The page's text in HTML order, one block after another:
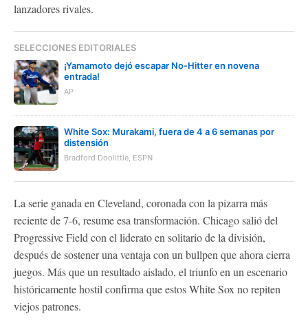
lanzadores rivales.
SELECCIONES EDITORIALES
¡Yamamoto dejó escapar No-Hitter en novena
entrada!
AP
White Sox: Murakami, fuera de 4 a 6 semanas por
distensión
Bradford Doolittle, ESPN
La serie ganada en Cleveland, coronada con la pizarra más
reciente de 7-6, resume esa transformación. Chicago salió del
Progressive Field con el liderato en solitario de la división,
después de sostener una ventaja con un bullpen que ahora cierra
juegos. Más que un resultado aislado, el triunfo en un escenario
históricamente hostil confirma que estos White Sox no repiten
viejos patrones.